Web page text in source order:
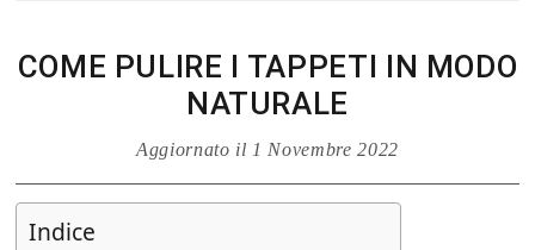
COME PULIRE I TAPPETI IN MODO
NATURALE
Aggiornato il 1 Novembre 2022
Indice